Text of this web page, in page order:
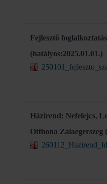
Fejlesztő
(hatályos:2025.01.01.)
Házirend: Nefelejcs,
Otthona Zalaegerszeg